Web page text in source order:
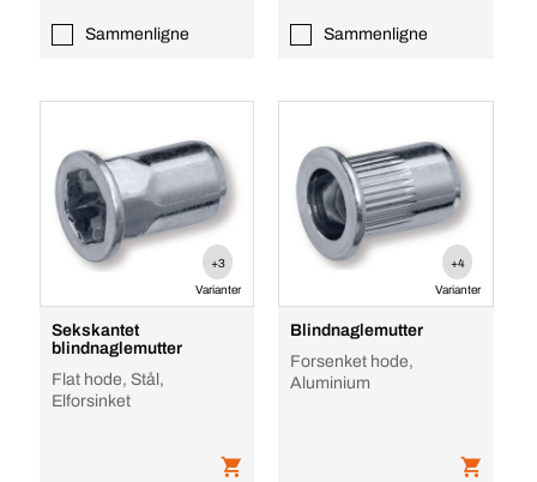
Sammenligne Sammenligne
+3
Varianter
Sekskantet
blindnaglemutter
Flat hode, Stål,
Elforsinket
+4
Varianter
Blindnaglemutter
Forsenket hode,
Aluminium